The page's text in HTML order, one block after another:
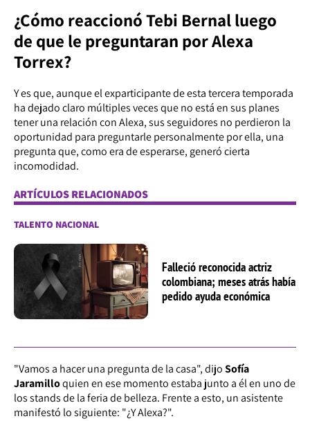
¿Cómo reaccionó Tebi Bernal luego
de que le preguntaran por Alexa
Torrex?
Y es que, aunque el exparticipante de esta tercera temporada
ha dejado claro múltiples veces que no está en sus planes
tener una relación con Alexa, sus seguidores no perdieron la
oportunidad para preguntarle personalmente por ella, una
pregunta que, como era de esperarse, generó cierta
incomodidad.
ARTÍCULOS RELACIONADOS
TALENTO NACIONAL
Falleció reconocida actriz
colombiana; meses atrás había
pedido ayuda económica
"Vamos a hacer una pregunta de la casa", dijoSofía
Jaramilloquien en ese momento estaba junto a él en uno de
los stands de la feria de belleza. Frente a esto, un asistente
manifestó lo siguiente: "¿Y Alexa?".